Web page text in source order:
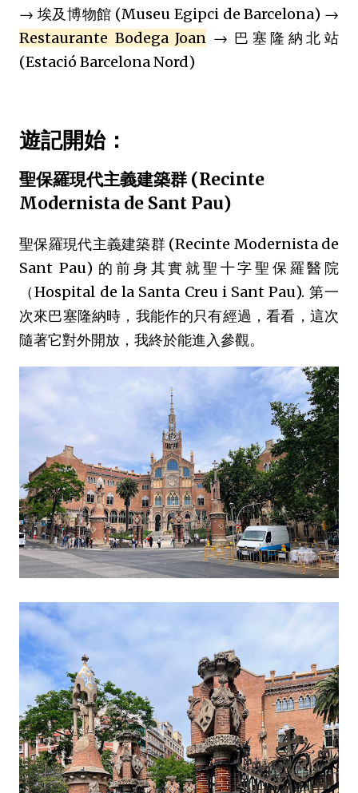
→ 埃及博物館 (Museu Egipci de Barcelona) →
Restaurante Bodega Joan → 巴塞隆納北站
(Estació Barcelona Nord)
遊記開始：
聖保羅現代主義建築群 (Recinte
Modernista de Sant Pau)
聖保羅現代主義建築群 (Recinte Modernista de
Sant Pau) 的前身其實就聖十字聖保羅醫院
（Hospital de la Santa Creu i Sant Pau). 第一
次來巴塞隆納時，我能作的只有經過，看看，這次
隨著它對外開放，我終於能進入參觀。